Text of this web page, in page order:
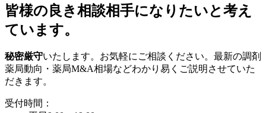
皆様の良き相談相手になりたいと考え
ています。
秘密厳守いたします。お気軽にご相談ください。最新の調剤
薬局動向・薬局M&A相場などわかり易くご説明させていた
だきます。
受付時間：